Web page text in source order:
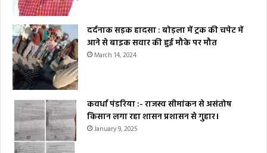
दर्दनाक सड़क हादसा : बोड़ला में ट्रक की चपेट में
आने से बाइक सवार की हुई मौके पर मौत
March 14, 2024
कवर्धा पंडरिया :- राजस्व सीमांकन से असंतोष
किसान लगा रहा शासन प्रशासन से गुहार।
January 9, 2025